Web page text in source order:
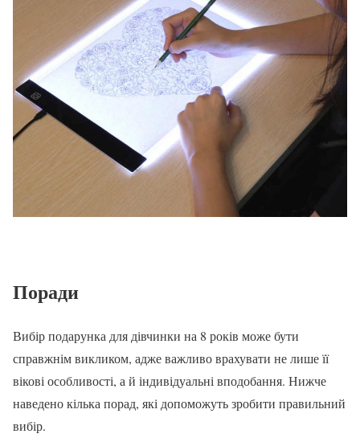
Поради
Вибір подарунка для дівчинки на 8 років може бути
справжнім викликом, адже важливо врахувати не лише її
вікові особливості, а й індивідуальні вподобання. Нижче
наведено кілька порад, які допоможуть зробити правильний
вибір.